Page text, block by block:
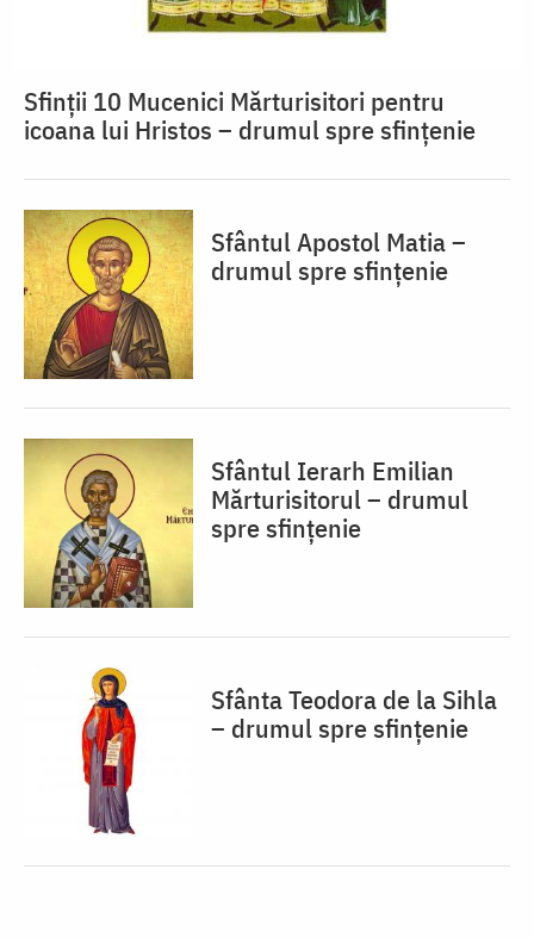
Sfinții 10 Mucenici Mărturisitori pentru
icoana lui Hristos – drumul spre sfințenie
Sfântul Apostol Matia –
drumul spre sfințenie
Sfântul Ierarh Emilian
Mărturisitorul – drumul
spre sfințenie
Sfânta Teodora de la Sihla
– drumul spre sfințenie